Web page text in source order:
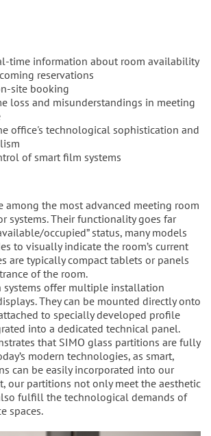
time information about room availability
reservations
site booking
loss and misunderstandings in meeting
office's technological sophistication and
of smart film systems
among the most advanced meeting room
systems. Their functionality goes far
occupied” status, many models
to visually indicate the room’s current
are typically compact tablets or panels
of the room.
systems offer multiple installation
They can be mounted directly onto
to specially developed profile
into a dedicated technical panel.
that SIMO glass partitions are fully
modern technologies, as smart,
can be easily incorporated into our
our partitions not only meet the aesthetic
fulfill the technological demands of
spaces.